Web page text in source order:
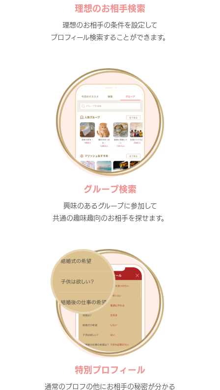
理想のお相手検索
理想のお相手の条件を設定して
プロフィール検索することができます。
グループ検索
興味のあるグループに参加して
共通の趣味趣向のお相手を探せます。
特別プロフィール
通常のプロフの他にお相手の秘密が分かる